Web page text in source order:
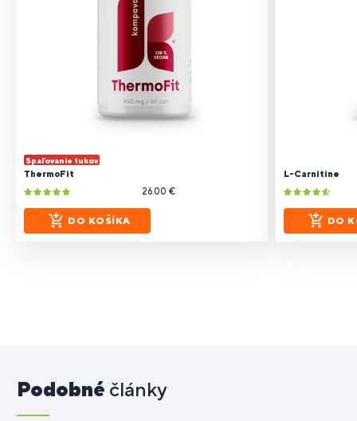
Spaľovanie tukov
ThermoFit
26.00 €
DO KOŠÍKA
L-Carnitine
DO
Podobné články